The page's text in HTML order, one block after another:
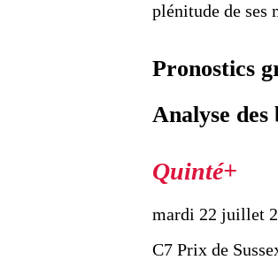
plénitude de ses
Pronostics
Analyse des
mardi 22 juillet
C7 Prix de